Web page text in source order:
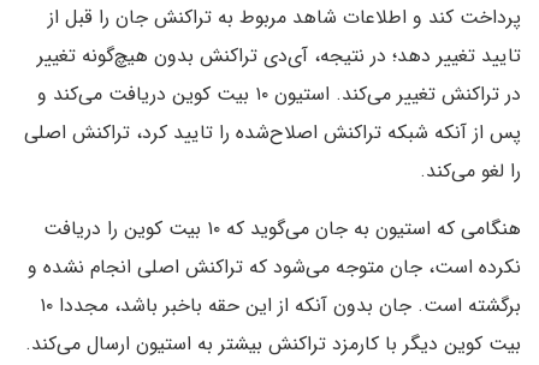
پرداخت کند و اطلاعات شاهد مربوط به تراکنش جان را قبل از
تایید تغییر دهد؛ در نتیجه، آی‌دی تراکنش بدون هیچ‌گونه تغییر
در تراکنش تغییر می‌کند. استیون ۱۰ بیت کوین دریافت می‌کند و
پس از آنکه شبکه تراکنش اصلاح‌شده را تایید کرد، تراکنش اصلی
را لغو می‌کند.
هنگامی که استیون به جان می‌گوید که ۱۰ بیت کوین را دریافت
نکرده است، جان متوجه می‌شود که تراکنش اصلی انجام نشده و
برگشته است. جان بدون آنکه از این حقه باخبر باشد، مجددا ۱۰
بیت کوین دیگر با کارمزد تراکنش بیشتر به استیون ارسال می‌کند.